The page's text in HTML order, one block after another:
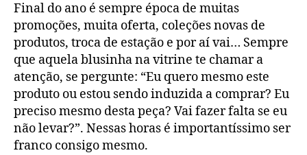
Final do ano é sempre época de muitas
promoções, muita oferta, coleções novas de
produtos, troca de estação e por aí vai… Sempre
que aquela blusinha na vitrine te chamar a
atenção, se pergunte: “Eu quero mesmo este
produto ou estou sendo induzida a comprar? Eu
preciso mesmo desta peça? Vai fazer falta se eu
não levar?”. Nessas horas é importantíssimo ser
franco consigo mesmo.